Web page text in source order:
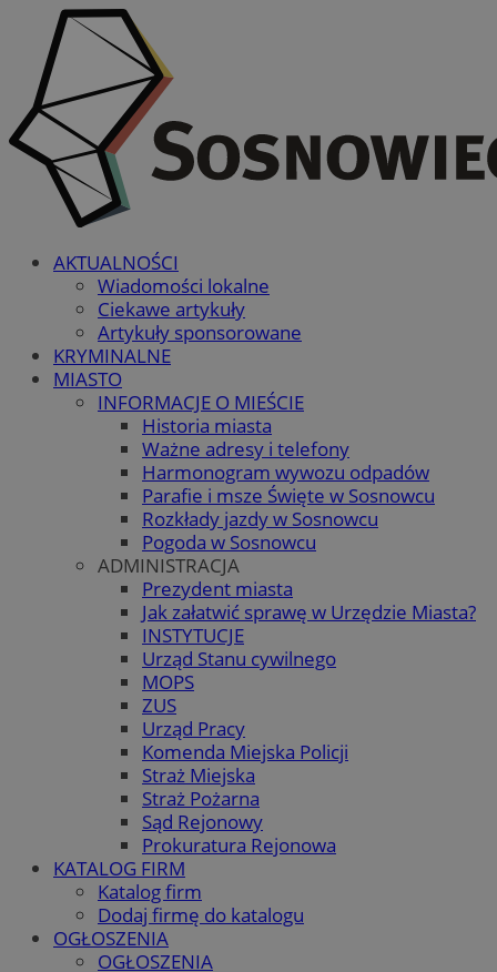
AKTUALNOŚCI
Wiadomości lokalne
Ciekawe artykuły
Artykuły sponsorowane
KRYMINALNE
MIASTO
INFORMACJE O MIEŚCIE
Historia miasta
Ważne adresy i telefony
Harmonogram wywozu odpadów
Parafie i msze Święte w Sosnowcu
Rozkłady jazdy w Sosnowcu
Pogoda w Sosnowcu
ADMINISTRACJA
Prezydent miasta
Jak załatwić sprawę w Urzędzie Miasta?
INSTYTUCJE
Urząd Stanu cywilnego
MOPS
ZUS
Urząd Pracy
Komenda Miejska Policji
Straż Miejska
Straż Pożarna
Sąd Rejonowy
Prokuratura Rejonowa
KATALOG FIRM
Katalog firm
Dodaj firmę do katalogu
OGŁOSZENIA
OGŁOSZENIA